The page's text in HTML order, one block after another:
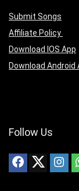
Submit Songs
Affiliate Policy
Download IOS App
Download Android
Follow Us